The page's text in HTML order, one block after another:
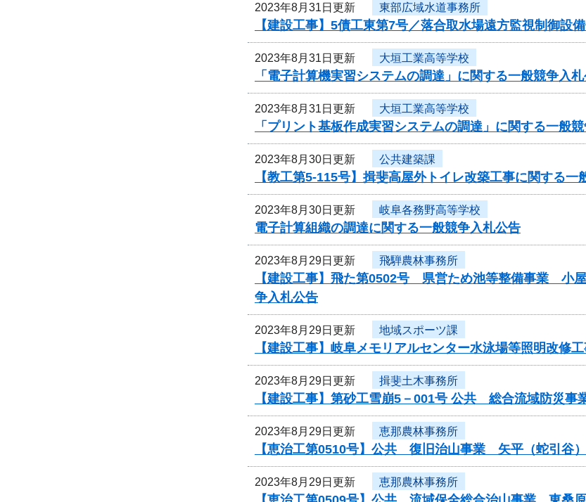
2023年8月31日更新 東部広域水道事務所
【建設工事】5債工東第7号／落合取水場遠方監視制御設備
2023年8月31日更新 大垣工業高等学校
「電子計算機実習システムの調達」に関する一般競争入
2023年8月31日更新 大垣工業高等学校
「プリント基板作成実習システムの調達」に関する一般
2023年8月30日更新 公共建築課
【教工第5-115号】揖斐高屋外トイレ改築工事に関する一
2023年8月30日更新 岐阜各務野高等学校
電子計算組織の調達に関する一般競争入札公告
2023年8月29日更新 飛騨農林事務所
【建設工事】飛た第0502号 県営ため池等整備事業 小
争入札公告
2023年8月29日更新 地域スポーツ課
【建設工事】岐阜メモリアルセンター水泳場等照明改修
2023年8月29日更新 揖斐土木事務所
【建設工事】第砂工雪崩5－001号 公共 総合流域防災
2023年8月29日更新 恵那農林事務所
【恵治工第0510号】公共 復旧治山事業 矢平（蛇引谷
2023年8月29日更新 恵那農林事務所